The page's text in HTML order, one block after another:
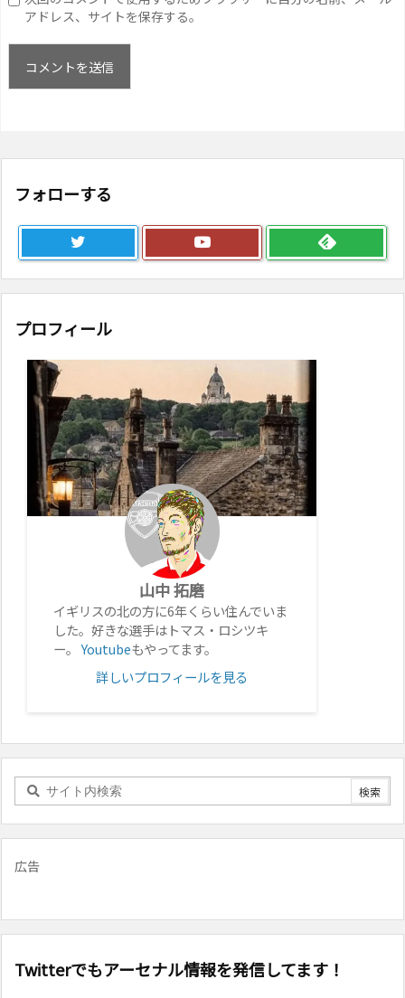
アドレス、サイトを保存する。
フォローする
プロフィール
山中 拓磨
イギリスの北の方に6年くらい住んでいま
した。好きな選手はトマス・ロシツキ
ー。Youtubeもやってます。
詳しいプロフィールを見る
広告
Twitterでもアーセナル情報を発信してます！